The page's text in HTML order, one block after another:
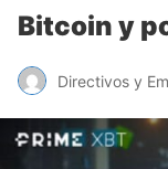
Bitcoin y
Directivos y